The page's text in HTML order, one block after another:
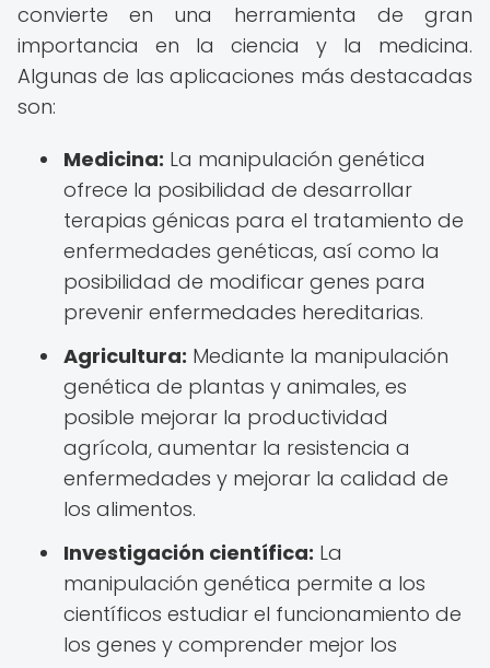
convierte en una herramienta de gran
importancia en la ciencia y la medicina.
Algunas de las aplicaciones más destacadas
son:
Medicina: La manipulación genética
ofrece la posibilidad de desarrollar
terapias génicas para el tratamiento de
enfermedades genéticas, así como la
posibilidad de modificar genes para
prevenir enfermedades hereditarias.
Agricultura: Mediante la manipulación
genética de plantas y animales, es
posible mejorar la productividad
agrícola, aumentar la resistencia a
enfermedades y mejorar la calidad de
los alimentos.
Investigación científica: La
manipulación genética permite a los
científicos estudiar el funcionamiento de
los genes y comprender mejor los